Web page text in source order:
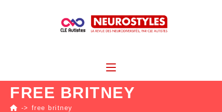
FREE BRITNEY
-> free britney